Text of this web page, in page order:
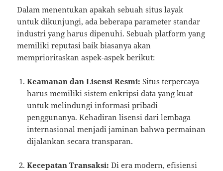
Dalam menentukan apakah sebuah situs layak
untuk dikunjungi, ada beberapa parameter standar
industri yang harus dipenuhi. Sebuah platform yang
memiliki reputasi baik biasanya akan
memprioritaskan aspek-aspek berikut:
Keamanan dan Lisensi Resmi: Situs terpercaya
harus memiliki sistem enkripsi data yang kuat
untuk melindungi informasi pribadi
penggunanya. Kehadiran lisensi dari lembaga
internasional menjadi jaminan bahwa permainan
dijalankan secara transparan.
Kecepatan Transaksi: Di era modern, efisiensi